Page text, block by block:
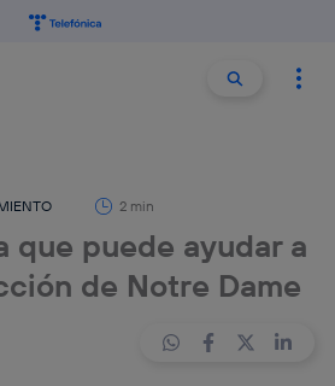
Buscar
2 min
que puede ayudar a
de Notre Dame